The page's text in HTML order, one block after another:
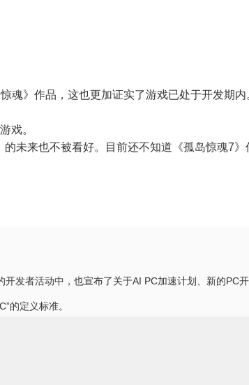
》作品，这也更加证实了游戏已处于开发期内
戏。
未来也不被看好。目前还不知道《孤岛惊魂7
发者活动中，也宣布了关于AI PC加速计划、新的PC
的定义标准。